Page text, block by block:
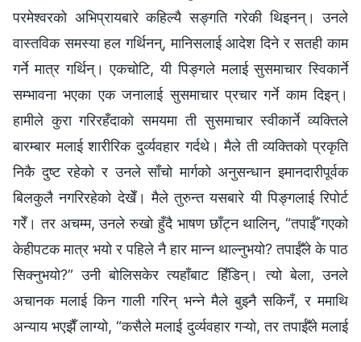
परमेश्‍वरको अभिप्रायबारे कहिल्यै सङ्गति गरेकी थिइनन्। उनले
वास्तविक समस्या हल गर्थिनन्, मानिसलाई आदेश दिने र सतही काम
गर्ने मात्र गर्थिन्। एकचोटि, यी पिङ्गले मलाई सुसमाचार स्विकार्ने
सम्भावना भएका एक जनालाई सुसमाचार प्रचार गर्ने काम दिइन्।
हामीले कुरा गरिरहँदाको समयमा ती सुसमाचार स्वीकार्ने व्यक्तिले
बारम्बार मलाई शारीरिक दुर्व्यवहार गर्दथे। मैले ती व्यक्तिको प्रकृति
निकै दुष्ट रहेको र उनले साँचो मार्गको अनुसन्धान इमानदारीपूर्वक
बिलकुलै नगरिरहेको देखेँ। मैले तुरुन्त यसबारे यी पिङ्गलाई रिपोर्ट
गरेँ। तर अचम्म, उनले रुखो हुँदै भाषण छाँट्न थालिन्, “तपाईँ गएको
केहीपटक मात्र भयो र पहिले नै हार मान्न थाल्नुभयो? तपाईँले के पाठ
सिक्नुभयो?” उनी बोलिसकेर त्यहाँबाट हिँडिन्। त्यो बेला, उनले
अचानक मलाई किन गाली गरिन् भन्‍ने मैले बुझ्नै सकिनँ, र ममाथि
अन्याय भएझैँ लाग्यो, “कसैले मलाई दुर्व्यवहार गऱ्यो, तर तपाईँले मलाई